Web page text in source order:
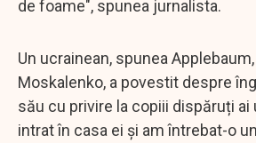
de foame", spunea jurnalista.
Un ucrainean, spunea
Moskalenko, a povestit despre
său cu privire la copiii dispăruți ai
intrat în casa ei și am întrebat-o